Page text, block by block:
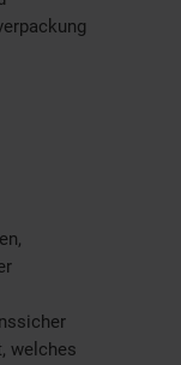
welches